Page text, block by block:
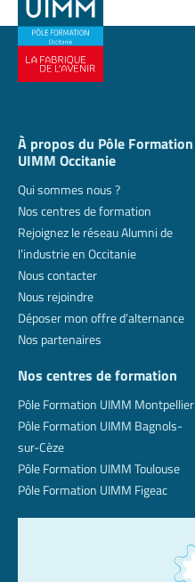
À propos du Pôle Formation
UIMM Occitanie
Qui sommes nous ?
Nos centres de formation
Rejoignez le réseau Alumni de
l’industrie en Occitanie
Nous contacter
Nous rejoindre
Déposer mon offre d’alternance
Nos partenaires
Nos centres de formation
Pôle Formation UIMM Montpellier
Pôle Formation UIMM Bagnols-
sur-Cèze
Pôle Formation UIMM Toulouse
Pôle Formation UIMM Figeac